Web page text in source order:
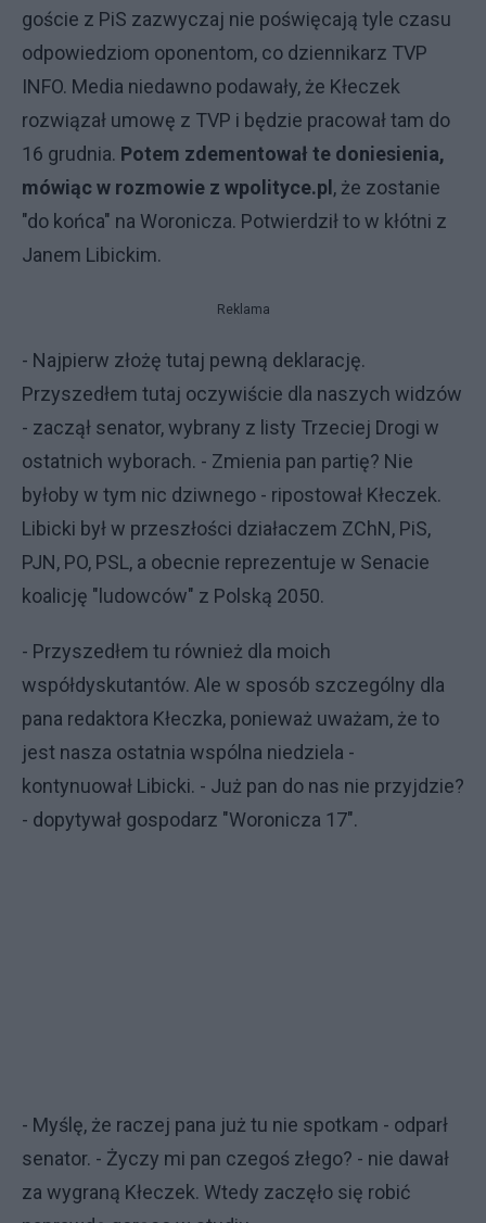
goście z PiS zazwyczaj nie poświęcają tyle czasu
odpowiedziom oponentom, co dziennikarz TVP
INFO. Media niedawno podawały, że Kłeczek
rozwiązał umowę z TVP i będzie pracował tam do
16 grudnia. Potem zdementował te doniesienia,
mówiąc w rozmowie z wpolityce.pl , że zostanie
"do końca" na Woronicza. Potwierdził to w kłótni z
Janem Libickim.
Reklama
- Najpierw złożę tutaj pewną deklarację.
Przyszedłem tutaj oczywiście dla naszych widzów
- zaczął senator, wybrany z listy Trzeciej Drogi w
ostatnich wyborach. - Zmienia pan partię? Nie
byłoby w tym nic dziwnego - ripostował Kłeczek.
Libicki był w przeszłości działaczem ZChN, PiS,
PJN, PO, PSL, a obecnie reprezentuje w Senacie
koalicję "ludowców" z Polską 2050.
- Przyszedłem tu również dla moich
współdyskutantów. Ale w sposób szczególny dla
pana redaktora Kłeczka, ponieważ uważam, że to
jest nasza ostatnia wspólna niedziela -
kontynuował Libicki. - Już pan do nas nie przyjdzie?
- dopytywał gospodarz "Woronicza 17".
- Myślę, że raczej pana już tu nie spotkam - odparł
senator. - Życzy mi pan czegoś złego? - nie dawał
za wygraną Kłeczek. Wtedy zaczęło się robić